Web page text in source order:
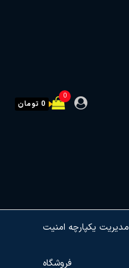
0
0 تومان
مدیریت یکپارچه امنیت
فروشگاه